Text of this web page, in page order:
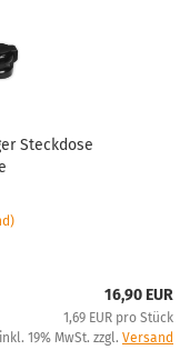
Steckdose
16,90 EUR
1,69 EUR pro Stück
inkl. 19% MwSt. zzgl. Versand